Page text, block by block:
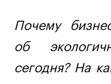
ИЗО и Керамика
Ландшафтный
Все программы
Почему
об
сегодня? На